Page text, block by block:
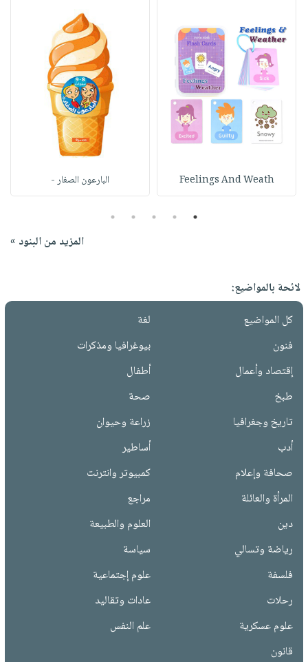
Feelings And Weath البارعون الصغار -
1
2
3
4
5
المزيد من البنود »
لائحة بالمواضيع:
كل المواضيع
لغة
فنون
بيوغرافيا ومذكرات
إقتصاد وأعمال
أطفال
طبخ
صحة
تاريخ وجغرافيا
زراعة وحيوان
أدب
أساطير
صحافة وإعلام
كمبيوتر وانترنت
المرأة والعائلة
مراجع
دين
العلوم والطبيعة
رياضة وتسالي
سياسة
فلسفة
علوم إجتماعية
رحلات
عادات وتقاليد
علوم عسكرية
علم النفس
قانون